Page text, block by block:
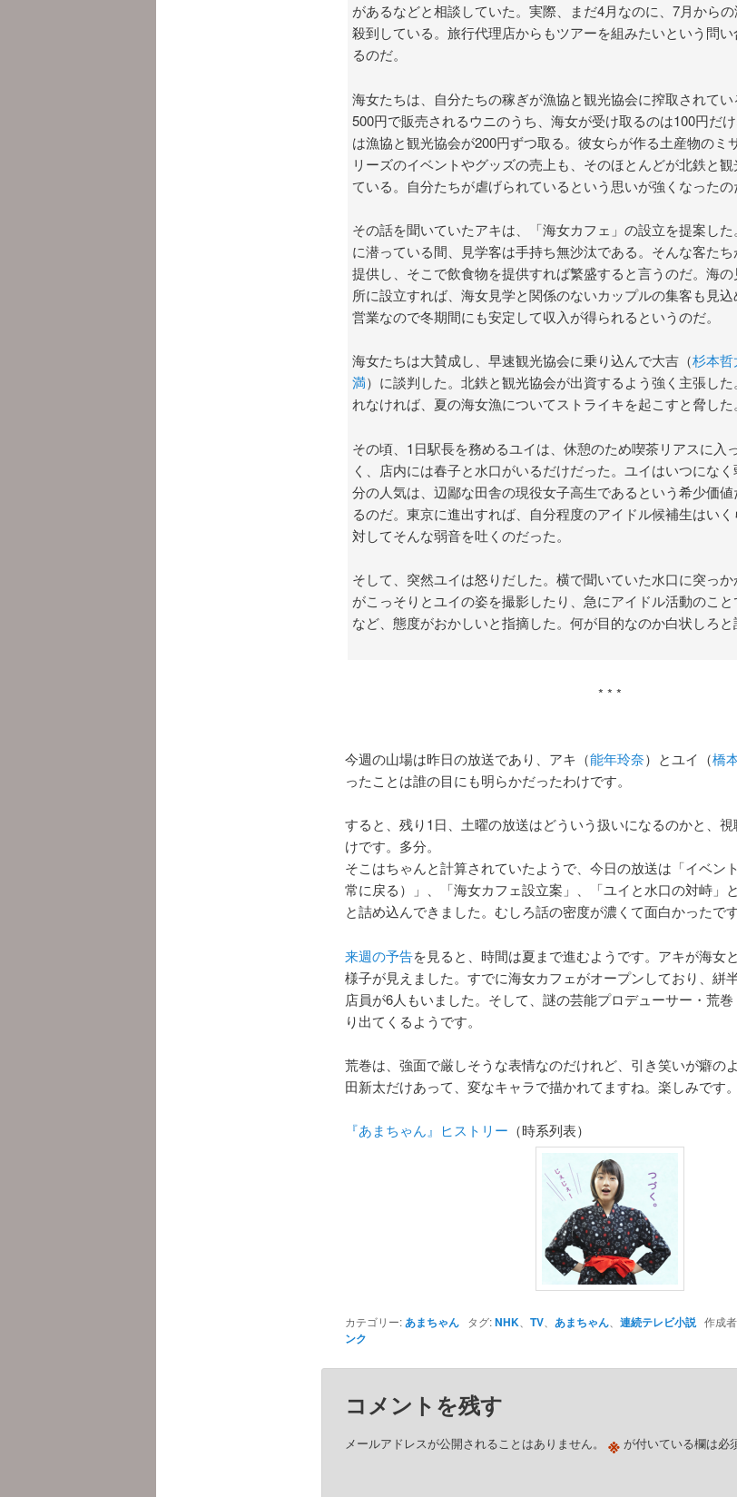
があるなどと相談していた。実際、まだ4月なのに、7月から
殺到している。旅行代理店からもツアーを組みたいという問
るのだ。
海女たちは、自分たちの稼ぎが漁協と観光協会に搾取されて
500円で販売されるウニのうち、海女が受け取るのは100円だ
は漁協と観光協会が200円ずつ取る。彼女らが作る土産物のミ
リーズのイベントやグッズの売上も、そのほとんどが北鉄と
ている。自分たちが虐げられているという思いが強くなったの
その話を聞いていたアキは、「海女カフェ」の設立を提案し
に潜っている間、見学客は手持ち無沙汰である。そんな客た
提供し、そこで飲食物を提供すれば繁盛すると言うのだ。海
所に設立すれば、海女見学と関係のないカップルの集客も見
営業なので冬期間にも安定して収入が得られるというのだ。
海女たちは大賛成し、早速観光協会に乗り込んで大吉（杉本哲
満）に談判した。北鉄と観光協会が出資するよう強く主張し
れなければ、夏の海女漁についてストライキを起こすと脅した。
その頃、1日駅長を務めるユイは、休憩のため喫茶リアスに入
く、店内には春子と水口がいるだけだった。ユイはいつにな
分の人気は、辺鄙な田舎の現役女子高生であるという希少価
るのだ。東京に進出すれば、自分程度のアイドル候補生はい
対してそんな弱音を吐くのだった。
そして、突然ユイは怒りだした。横で聞いていた水口に突っ
がこっそりとユイの姿を撮影したり、急にアイドル活動のこ
など、態度がおかしいと指摘した。何が目的なのか白状しろと
* * *
今週の山場は昨日の放送であり、アキ（能年玲奈）とユイ（橋
ったことは誰の目にも明らかだったわけです。
すると、残り1日、土曜の放送はどういう扱いになるのかと、
けです。多分。
そこはちゃんと計算されていたようで、今日の放送は「イベン
常に戻る）」、「海女カフェ設立案」、「ユイと水口の対峙」
と詰め込んできました。むしろ話の密度が濃くて面白かったです
来週の予告を見ると、時間は夏まで進むようです。アキが海女
様子が見えました。すでに海女カフェがオープンしており、絣
店員が6人もいました。そして、謎の芸能プロデューサー・荒巻
り出てくるようです。
荒巻は、強面で厳しそうな表情なのだけれど、引き笑いが癖の
田新太だけあって、変なキャラで描かれてますね。楽しみです。
『あまちゃん』ヒストリー （時系列表）
カテゴリー:あまちゃんタグ:NHK TV、 あまちゃん、 連続テレビ小説作成
ンク
コメントを残す
メールアドレスが公開されることはありません。 ※が付いている欄は必